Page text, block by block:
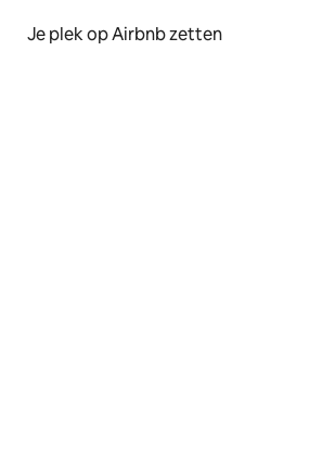
Je plek op Airbnb zetten